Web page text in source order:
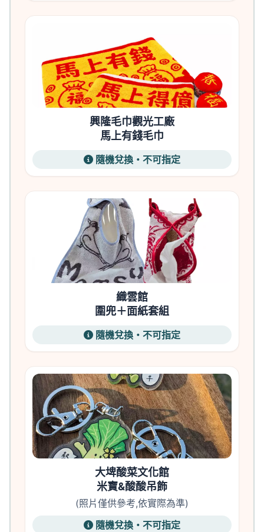
興隆毛巾觀光工廠
馬上有錢毛巾
隨機兌換・不可指定
織雲館
圍兜＋面紙套組
隨機兌換・不可指定
大埤酸菜文化館
米寶&酸酸吊飾
(照片僅供參考,依實際為準)
隨機兌換・不可指定